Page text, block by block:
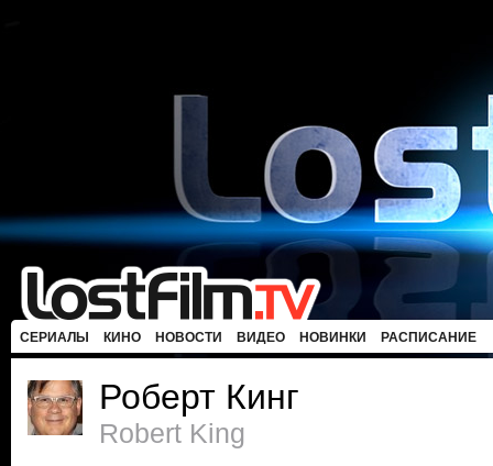
СЕРИАЛЫ КИНО НОВОСТИ ВИДЕО НОВИНКИ РАСПИСАНИЕ
Роберт Кинг
Robert King